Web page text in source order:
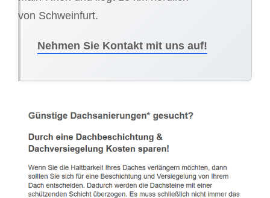
von Schweinfurt.
Nehmen Sie Kontakt mit uns auf!